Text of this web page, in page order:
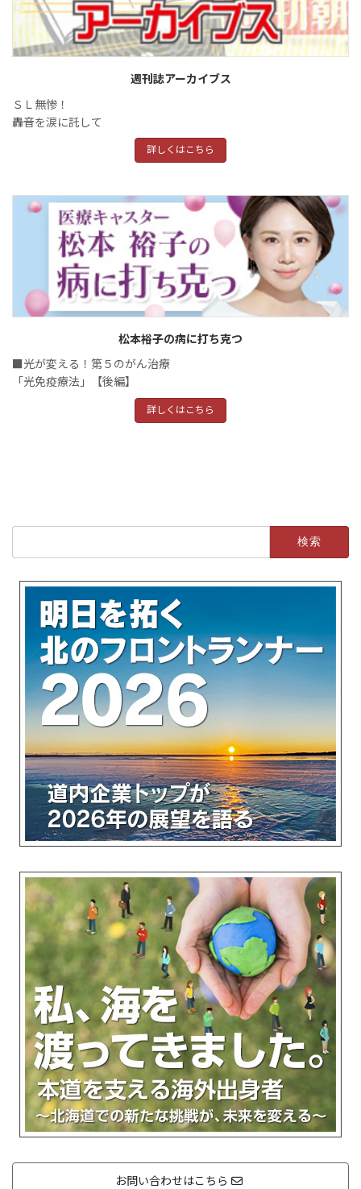
週刊誌アーカイブス
ＳＬ無惨！
――轟音を涙に託して――
詳しくはこちら
松本裕子の病に打ち克つ
■光が変える！第５のがん治療
「光免疫療法」【後編】
詳しくはこちら
お問い合わせはこちら